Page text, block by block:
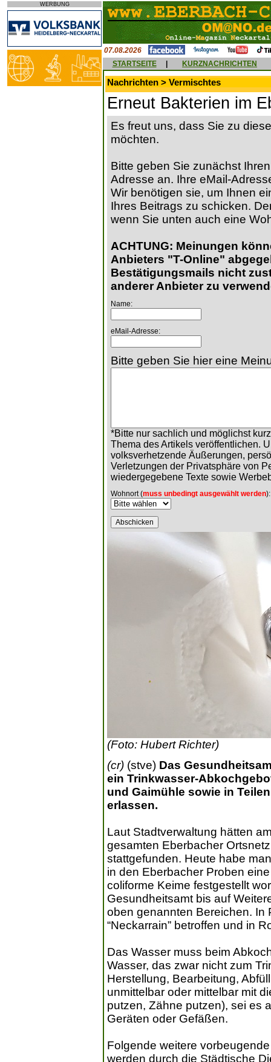
WERBUNG
07.08.2026
STARTSEITE
KURZNACHRICHTEN
Nachrichten > Vermischtes
Erneut Bakterien im
Es freut uns, dass Sie zu
möchten.
Bitte geben Sie zunächst
Adresse an. Ihre eMail-
Wir benötigen sie, um Ihnen
Ihres Beitrags zu schicken.
wenn Sie unten auch eine
ACHTUNG: Meinungen
Anbieters "T-Online"
Bestätigungsmails nicht
anderer Anbieter zu
Name:
eMail-Adresse:
Bitte geben Sie hier eine
*Bitte nur sachlich und möglichst
Thema des Artikels veröffentlichen.
volksverhetzende Äußerungen,
Verletzungen der Privatsphäre von
wiedergegebene Texte sowie
Wohnort (muss unbedingt ausgewählt werden):
(Foto: Hubert Richter)
(cr) (stve) Das
ein Trinkwasser-
und Gaimühle sowie in
erlassen.
Laut Stadtverwaltung hätten
gesamten Eberbacher
stattgefunden. Heute habe
in den Eberbacher Proben
coliforme Keime festgestellt
Gesundheitsamt bis auf
oben genannten Bereichen. In
“Neckarrain” betroffen und in
Das Wasser muss beim
Wasser, das zwar nicht zum
Herstellung, Bearbeitung,
unmittelbar oder mittelbar mit
putzen, Zähne putzen), sei es
Geräten oder Gefäßen.
Folgende weitere
werden durch die Städtische